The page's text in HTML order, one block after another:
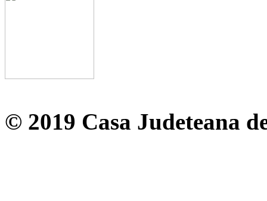
© 2019 Casa Judeteana